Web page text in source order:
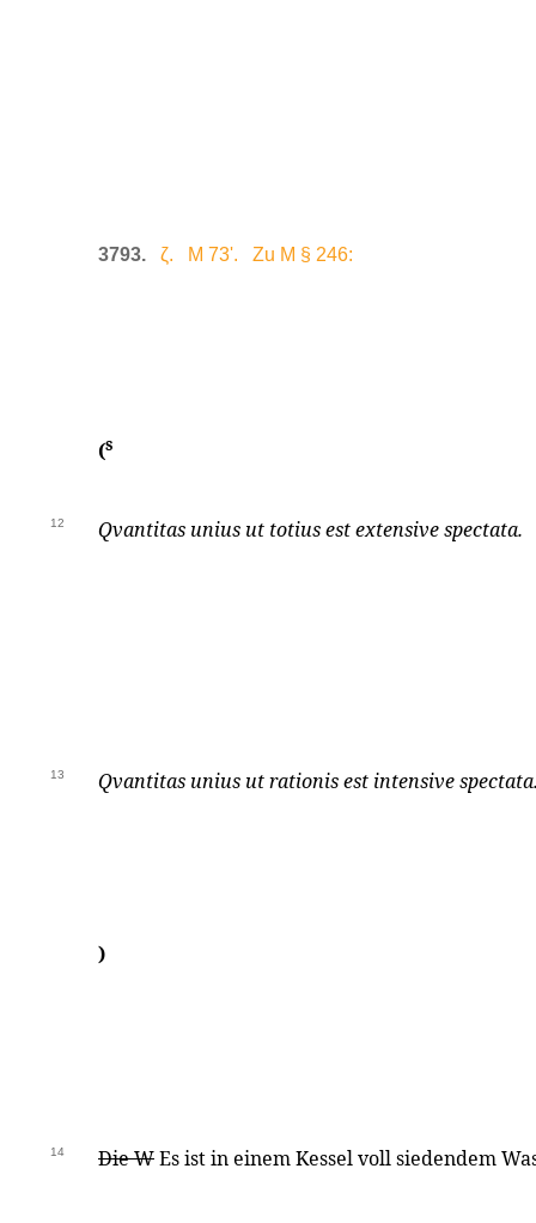
3793. ζ. M 73'. Zu M § 246:
(s
12 Qvantitas unius ut totius est extensive spectata.
13 Qvantitas unius ut rationis est intensive
)
14 Die WEs ist in einem Kessel voll siedendem